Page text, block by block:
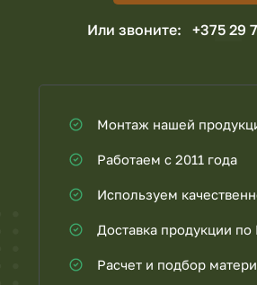
Или звоните: +375 29
Монтаж нашей
Работаем с 2011 года
Используем
Доставка продукции по
Расчет и подбор